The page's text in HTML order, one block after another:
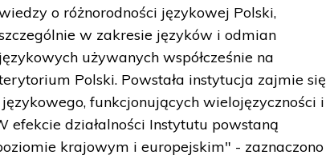
o różnorodności językowej Polski,
w zakresie języków i odmian
językowych używanych współcześnie na
Polski. Powstała instytucja zajmie się
funkcjonujących wielojęzyczności i
efekcie działalności Instytutu powstaną
krajowym i europejskim" - zaznaczono